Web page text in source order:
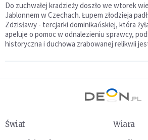
Do zuchwałej kradzieży doszło we wtorek
Jablonnem w Czechach. Łupem złodzieja
Zdzisławy - tercjarki dominikańskiej, która
apeluje o pomoc w odnalezieniu sprawcy,
historyczna i duchowa zrabowanej relikwii
Świat
Wiara